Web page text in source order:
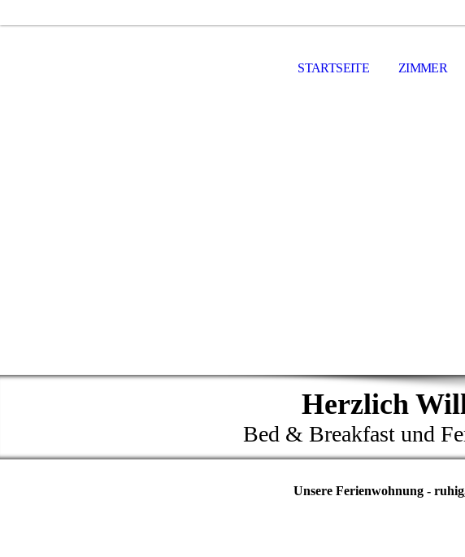
STARTSEITE ZIMMER
Herzlich
Bed & Breakfast und
Unsere Ferienwohnung -